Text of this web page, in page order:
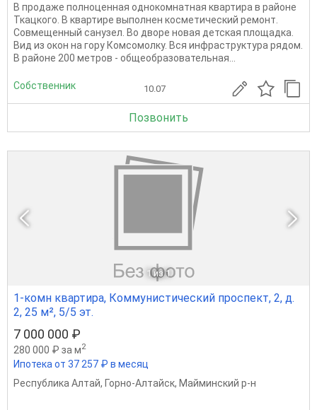
В продаже полноценная однокомнатная квартира в районе
Ткацкого. В квартире выполнен косметический ремонт.
Совмещенный санузел. Во дворе новая детская площадка.
Вид из окон на гору Комсомолку. Вся инфраструктура рядом.
В районе 200 метров - общеобразовательная...
Собственник 10.07
Позвонить
1 из 1
1-комн квартира, Коммунистический проспект, 2, д.
2, 25 м², 5/5 эт.
7 000 000 ₽
280 000 ₽ за м2
Ипотека от 37 257 ₽ в месяц
Республика Алтай, Горно-Алтайск, Майминский р-н